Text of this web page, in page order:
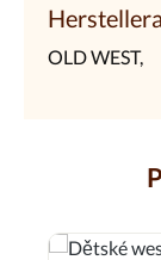
OLD WEST,